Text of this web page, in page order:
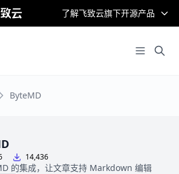
了解飞致云旗下开源产品
ByteMD
14,436
的集成，让文章支持 Markdown 编辑